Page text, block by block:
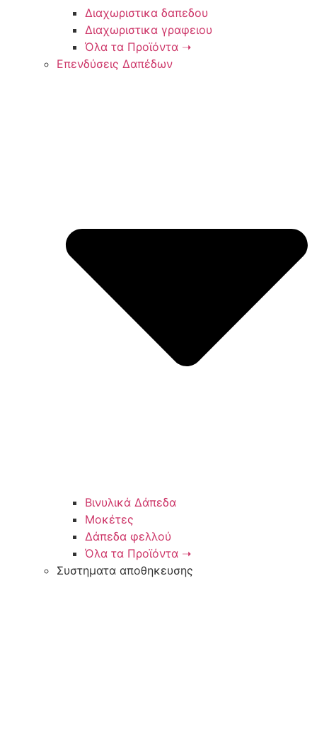
Διαχωριστικα δαπεδου
Διαχωριστικα γραφειου
Όλα τα Προϊόντα ➝
Επενδύσεις Δαπέδων
Βινυλικά Δάπεδα
Μοκέτες
Δάπεδα φελλού
Όλα τα Προϊόντα ➝
Συστηματα αποθηκευσης